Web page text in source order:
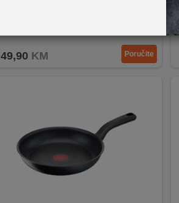
Kompatibilnost sa više tipova štednjaka – gas, električne, keramičke i halogene ploče
49,90 KM Poručite